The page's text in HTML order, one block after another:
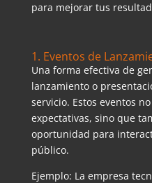
para mejorar tus
1. Eventos de
Una forma efectiva de
lanzamiento o
servicio. Estos eventos
expectativas, sino que
oportunidad para
público.
Ejemplo: La empresa